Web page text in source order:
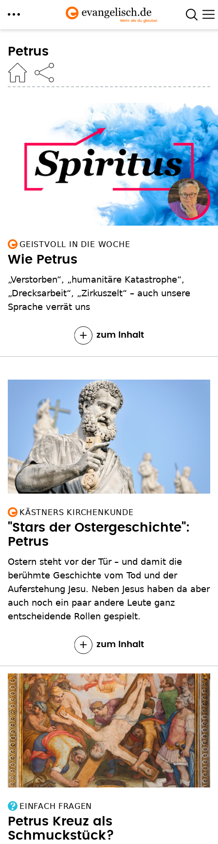
zum
Inhalt
Petrus
GEISTVOLL IN DIE WOCHE
Wie Petrus
„Verstorben“, „humanitäre Katastrophe“,
„Drecksarbeit“, „Zirkuszelt“ – auch unsere
Sprache verrät uns
zum Inhalt
KÄSTNERS KIRCHENKUNDE
"Stars der Ostergeschichte":
Petrus
Ostern steht vor der Tür – und damit die
berühmte Geschichte vom Tod und der
Auferstehung Jesu. Neben Jesus haben da aber
auch noch ein paar andere Leute ganz
entscheidende Rollen gespielt.
zum Inhalt
EINFACH FRAGEN
Petrus Kreuz als
Schmuckstück?